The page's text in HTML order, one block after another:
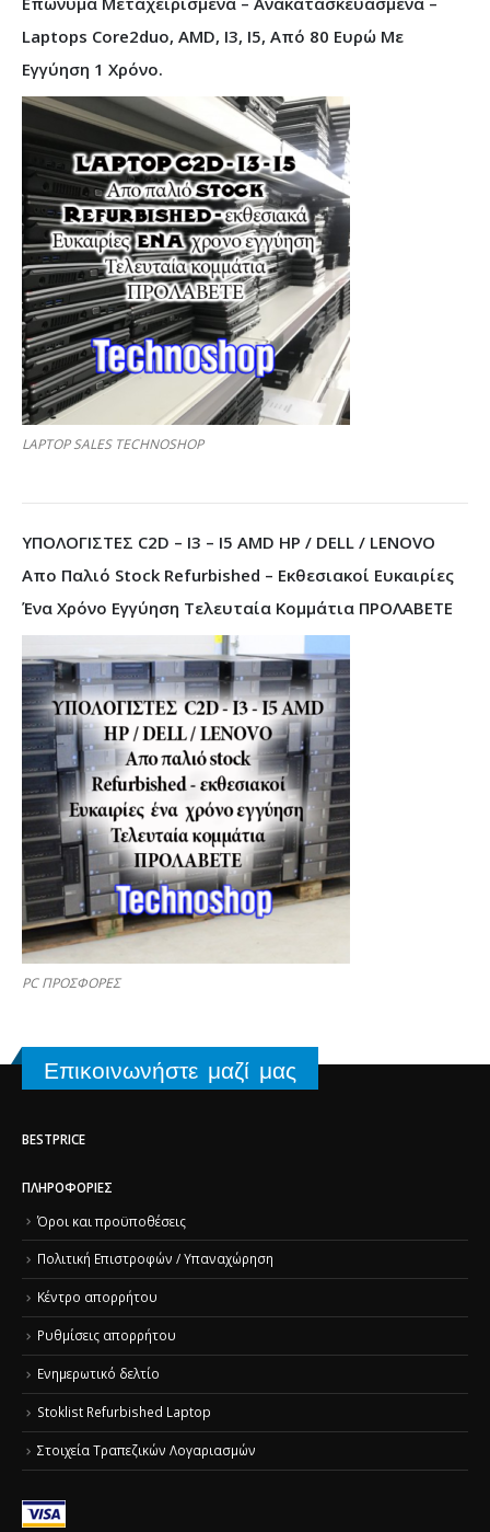
Laptops Core2duo, AMD, I3, I5, Από 80 Ευρώ Με
Εγγύηση 1 Χρόνο.
LAPTOP SALES TECHNOSHOP
ΥΠΟΛΟΓΙΣΤΕΣ C2D – I3 – I5 AMD HP / DELL / LENOVO
Απο Παλιό Stock Refurbished – Εκθεσιακοί Ευκαιρίες
Ένα Χρόνο Εγγύηση Τελευταία Κομμάτια ΠΡΟΛΑΒΕΤΕ
PC ΠΡΟΣΦΟΡΕΣ
Επικοινωνήστε μαζί μας
BESTPRICE
ΠΛΗΡΟΦΟΡΊΕΣ
Όροι και προϋποθέσεις
Πολιτική Επιστροφών / Υπαναχώρηση
Κέντρο απορρήτου
Ρυθμίσεις απορρήτου
Ενημερωτικό δελτίο
Stoklist Refurbished Laptop
Στοιχεία Τραπεζικών Λογαριασμών